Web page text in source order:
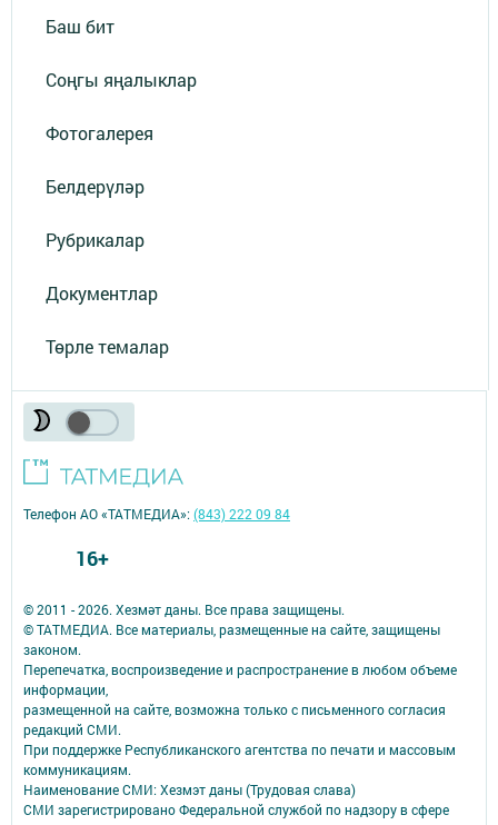
Баш бит
Соңгы яңалыклар
Фотогалерея
Белдерүләр
Рубрикалар
Документлар
Төрле темалар
© 2011 - 2026. Хезмәт даны. Все права защищены.
© ТАТМЕДИА. Все материалы, размещенные на сайте, защищены
законом.
Перепечатка, воспроизведение и распространение в любом объеме
информации,
размещенной на сайте, возможна только с письменного согласия
редакций СМИ.
При поддержке Республиканского агентства по печати и массовым
коммуникациям.
Наименование СМИ: Хезмэт даны (Трудовая слава)
СМИ зарегистрировано Федеральной службой по надзору в сфере
Телефон АО «ТАТМЕДИА»:(843) 222 09 84
16+